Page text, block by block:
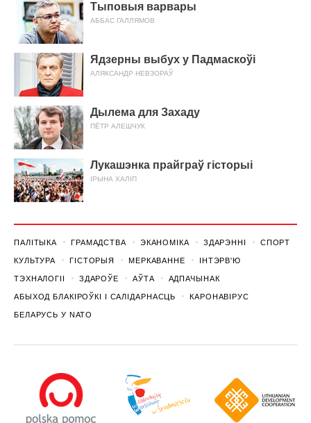
Тыповыя варвары
АББАС ГАЛЛЯМОВ
Ядзерны выбух у Падмаскоўі
АЛЯКСАНДР НЕВЗОРАЎ
Дылема для Захаду
ПЁТР АЛЕШЧУК
Лукашэнка прайграў гісторыі
ІРЫНА ХАЛІП
ПАЛІТЫКА ГРАМАДСТВА ЭКАНОМІКА ЗДАРЭННI СПОРТ
КУЛЬТУРА ГІСТОРЫЯ МЕРКАВАННЕ ІНТЭРВ'Ю
ТЭХНАЛОГІІ ЗДАРОЎЕ АЎТА АДПАЧЫНАК
АБЫХОД БЛАКІРОЎКІ І САЛІДАРНАСЦЬ КАРОНАВІРУС
БЕЛАРУСЬ У NATO